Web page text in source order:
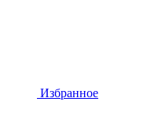
Избранное